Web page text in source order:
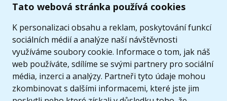
Tato webová stránka používá cookies
K personalizaci obsahu a reklam, poskytování funkcí
sociálních médií a analýze naší návštěvnosti
využíváme soubory cookie. Informace o tom, jak náš
web používáte, sdílíme se svými partnery pro sociální
média, inzerci a analýzy. Partneři tyto údaje mohou
zkombinovat s dalšími informacemi, které jste jim